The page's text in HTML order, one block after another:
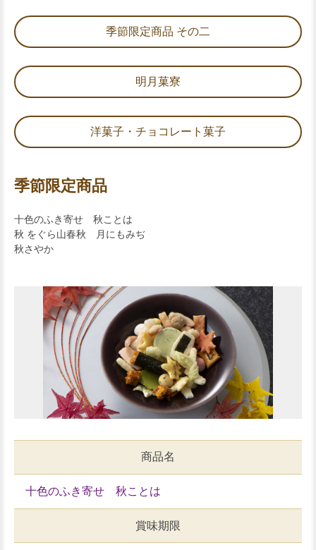
季節限定商品 その二
明月菓寮
洋菓子・チョコレート菓子
季節限定商品
十色のふき寄せ 秋ことは
秋 をぐら山春秋 月にもみぢ
秋さやか
商品名
十色のふき寄せ 秋ことは
賞味期限